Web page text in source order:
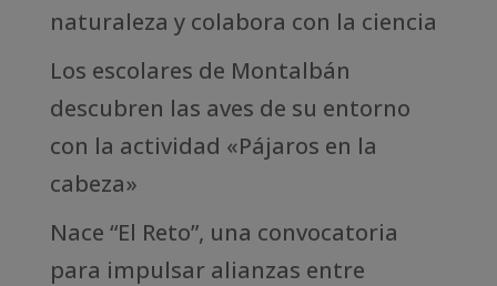
naturaleza y colabora con la ciencia
Los escolares de Montalbán
descubren las aves de su entorno
con la actividad «Pájaros en la
cabeza»
Nace “El Reto”, una convocatoria
para impulsar alianzas entre